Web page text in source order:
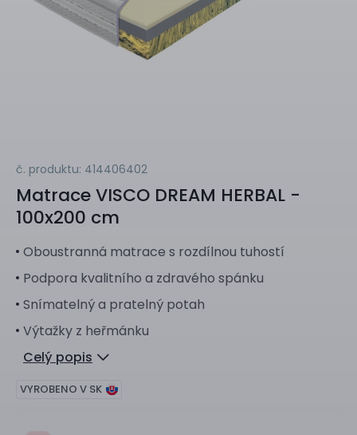
č. produktu: 414406402
MatraceVISCO DREAM HERBAL -
100x200 cm
Oboustranná matrace s rozdílnou tuhostí
Podpora kvalitního a zdravého spánku
Snímatelný a pratelný potah
Výtažky z heřmánku
Celý popis
VYROBENO V SK